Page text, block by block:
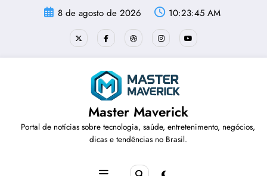
8 de agosto de 2026 10:23:45 AM
Master Maverick
Portal de notícias sobre tecnologia, saúde, entretenimento, negócios,
dicas e tendências no Brasil.